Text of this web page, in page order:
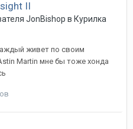
II
JonBishop в Курилка
живет по своим
Martin мне бы тоже хонда